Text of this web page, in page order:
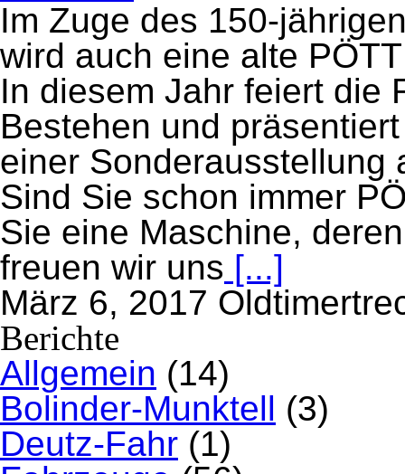
Im Zuge des 150-
wird auch eine alte
In diesem Jahr feiert die
Bestehen und
einer Sonderausstellung
Sind Sie schon immer
Sie eine Maschine,
freuen wir uns [...]
März 6, 2017
Berichte
Allgemein (14)
Bolinder-Munktell (3)
Deutz-Fahr (1)